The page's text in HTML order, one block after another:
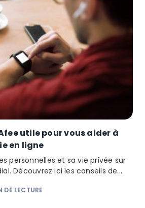
utile pour vous aider à
en ligne
personnelles et sa vie privée sur
Découvrez ici les conseils de...
DE LECTURE